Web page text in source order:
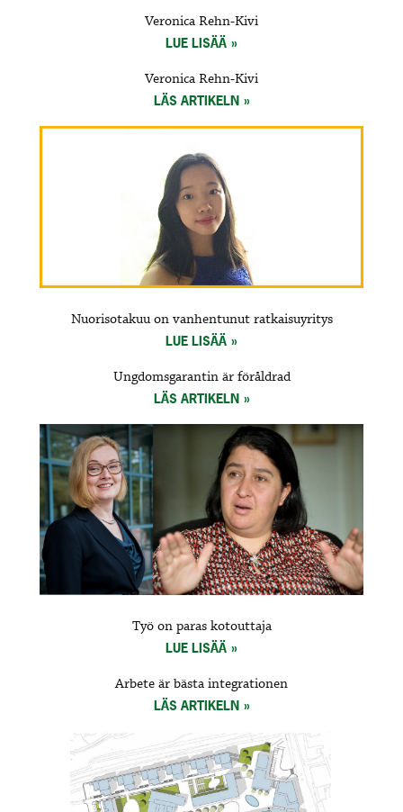
Veronica Rehn-Kivi
LUE LISÄÄ
Veronica Rehn-Kivi
LÄS ARTIKELN
Nuorisotakuu on vanhentunut ratkaisuyritys
LUE LISÄÄ
Ungdomsgarantin är föråldrad
LÄS ARTIKELN
Työ on paras kotouttaja
LUE LISÄÄ
Arbete är bästa integrationen
LÄS ARTIKELN